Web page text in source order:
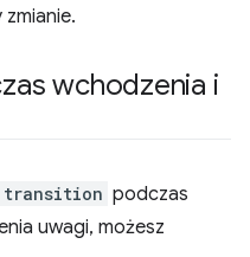
zmianie.
wchodzenia i
transition podczas
uwagi, możesz